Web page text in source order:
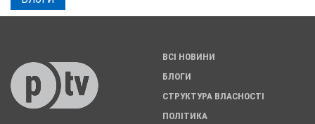
ВСІ НОВИНИ
БЛОГИ
СТРУКТУРА ВЛАСНОСТІ
ПОЛІТИКА